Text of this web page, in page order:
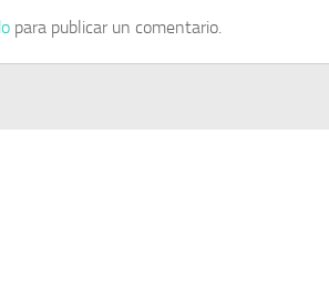
para publicar un comentario.